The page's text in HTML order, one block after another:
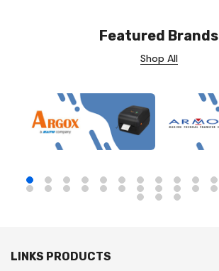
Featured Brands
Shop All
LINKS PRODUCTS